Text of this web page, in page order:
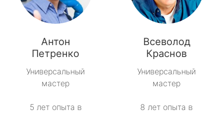
Антон
Петренко
Универсальный
мастер
5 лет опыта в
Всеволод
Краснов
Универсальный
мастер
8 лет опыта в